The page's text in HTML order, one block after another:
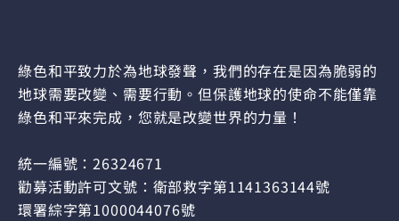
綠色和平致力於為地球發聲，我們的存在是因為脆弱的
地球需要改變、需要行動。但保護地球的使命不能僅靠
綠色和平來完成，您就是改變世界的力量！
統一編號：26324671
勸募活動許可文號：衛部救字第1141363144號
環署綜字第1000044076號